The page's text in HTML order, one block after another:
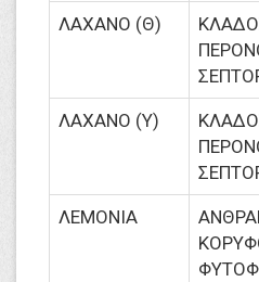
ΛΑΧΑΝΟ (Θ)
ΛΑΧΑΝΟ (Υ)
ΛΕΜΟΝΙΑ